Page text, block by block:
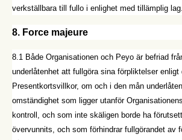
verkställbara till fullo i enlighet med tillämplig lag.
8. Force majeure
8.1 Både Organisationen och Peyo är befriad
underlåtenhet att fullgöra sina förpliktelser enligt
Presentkortsvillkor, om och i den mån
omständighet som ligger utanför
kontroll, och som inte skäligen borde ha
övervunnits, och som förhindrar fullgörandet av